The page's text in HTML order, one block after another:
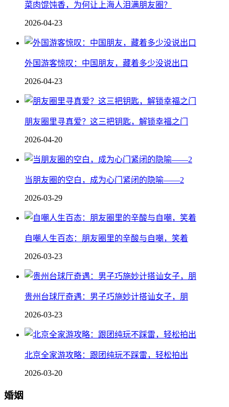
菜肉馄饨香，为何让上海人泪满朋友圈？
2026-04-23
外国游客惊叹：中国朋友，藏着多少没说出口
2026-04-23
朋友圈里寻真爱？这三把钥匙，解锁幸福之门
2026-04-20
当朋友圈的空白，成为心门紧闭的隐喻——2
2026-03-29
自嘲人生百态：朋友圈里的辛酸与自嘲，笑着
2026-03-23
贵州台球厅奇遇：男子巧施妙计搭讪女子，朋
2026-03-23
北京全家游攻略：跟团纯玩不踩雷，轻松拍出
2026-03-20
婚姻